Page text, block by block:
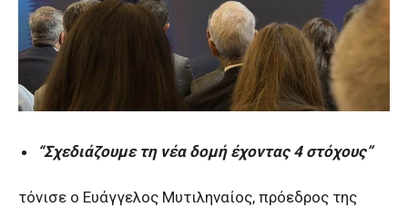
“Σχεδιάζουμε τη νέα δομή έχοντας 4 στόχους”
τόνισε ο Ευάγγελος Μυτιληναίος, πρόεδρος της